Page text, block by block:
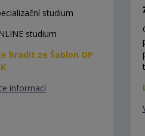
studium
studium
hradit ze Šablon OP
informací